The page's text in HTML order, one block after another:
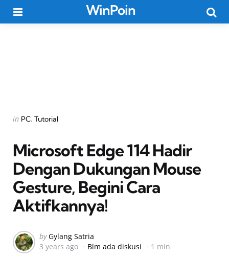
WinPoin
Categories
Posted
in PC Tutorial
Microsoft Edge 114 Hadir
Dengan Dukungan Mouse
Gesture, Begini Cara
Aktifkannya!
Posted
by
by Gylang Satria
3 years ago
Blm ada diskusi 1 min